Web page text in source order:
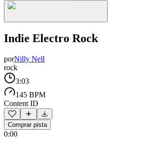
Indie Electro Rock
porNilly Nell
rock
3:03
145 BPM
Content ID
Comprar pista
0:00